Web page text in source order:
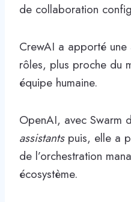
de collaboration
CrewAI a apporté
rôles, plus proche du
équipe humaine.
OpenAI, avec Swarm
assistantspuis, elle a
de l’orchestration
écosystème.